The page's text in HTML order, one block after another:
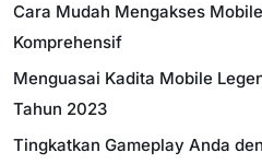
Cara Mudah Mengakses
Komprehensif
Menguasai Kadita Mobile
Tahun 2023
Tingkatkan Gameplay Anda